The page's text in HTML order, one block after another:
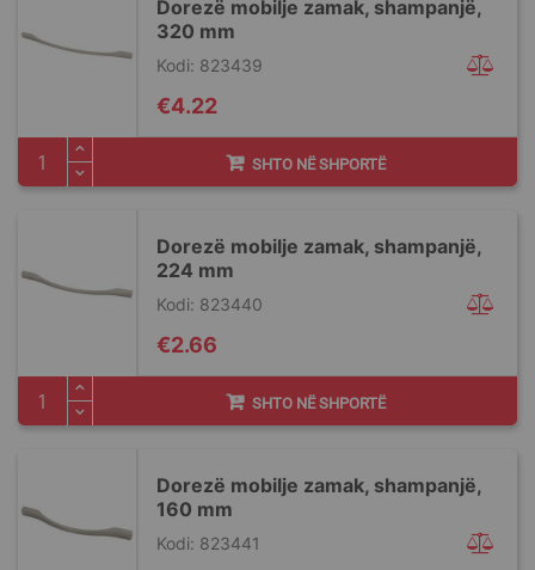
Dorezë mobilje zamak, shampanjë,
320 mm
Kodi: 823439
€4.22
SHTO NË SHPORTË
Dorezë mobilje zamak, shampanjë,
224 mm
Kodi: 823440
€2.66
SHTO NË SHPORTË
Dorezë mobilje zamak, shampanjë,
160 mm
Kodi: 823441